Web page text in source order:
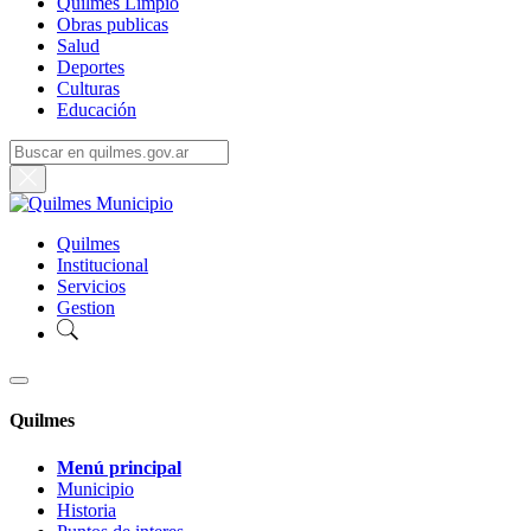
Obras publicas
Salud
Deportes
Culturas
Educación
Quilmes
Institucional
Servicios
Gestion
Quilmes
Menú principal
Municipio
Historia